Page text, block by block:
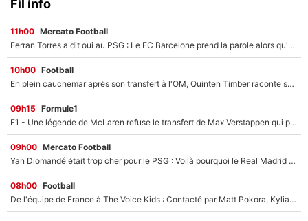
Fil info
11h00 Mercato Football
Ferran Torres a dit oui au PSG : Le FC Barcelone prend la parole alors qu'un transfert de l'attaquant espagnol prend forme
10h00 Football
En plein cauchemar après son transfert à l'OM, Quinten Timber raconte ses doutes après sa signature à Marseille
09h15 Formule1
F1 - Une légende de McLaren refuse le transfert de Max Verstappen qui pourrait «faire des vagues» et plomber l'ambiance dans l'équipe
09h00 Mercato Football
Yan Diomandé était trop cher pour le PSG : Voilà pourquoi le Real Madrid a accepté de payer la somme record de 140M€ pour boucler son transfert !
08h00 Football
De l'équipe de France à The Voice Kids : Contacté par Matt Pokora, Kylian Mbappé a accepté de jouer un rôle inédit sur TF1 !